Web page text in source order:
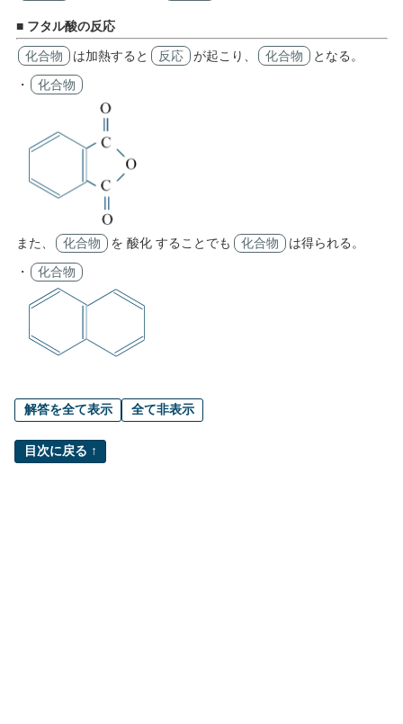
■ フタル酸の反応
化合物 は加熱すると 反応 が起こり、 化合物
となる。
・
化合物
また、 化合物 を 酸化 することでも 化合物
は得られる。
・
化合物
解答を全て表示 全て非表示
目次に戻る ↑